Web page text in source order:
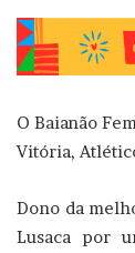
O Baianão
Vitória,
Dono da
Lusaca por